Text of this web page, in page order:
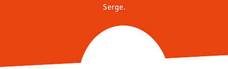
Serge.